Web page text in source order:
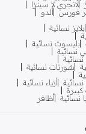
لانجري لا سينزا
فورس ألدو
بلايز نسائية
بليسوت نسائية
نسائية
شورتات نسائية
أزياء نسائية
كبيرة
نسائية أظافر